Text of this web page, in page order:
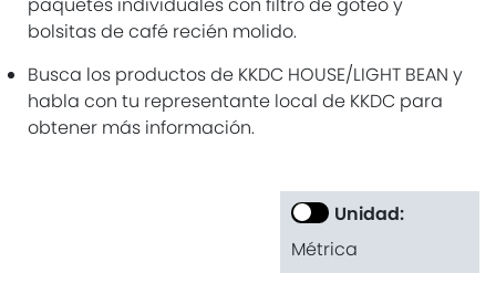
paquetes individuales con filtro de goteo y
bolsitas de café recién molido.
Busca los productos de KKDC HOUSE/LIGHT BEAN y
habla con tu representante local de KKDC para
obtener más información.
Unidad:
Métrica